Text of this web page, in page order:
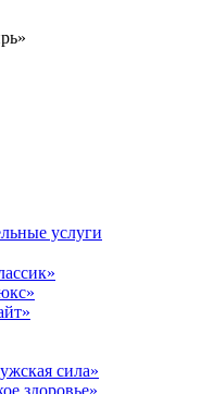
услуги
сила»
здоровье»